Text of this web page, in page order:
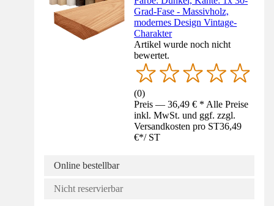
Grad-Fase - Massivholz,
modernes Design Vintage-
Charakter
Artikel wurde noch nicht
bewertet.
(0)
Preis — 36,49 € * Alle Preise
inkl. MwSt. und ggf. zzgl.
Versandkosten pro ST36,49
€*/ ST
Online bestellbar
Nicht reservierbar